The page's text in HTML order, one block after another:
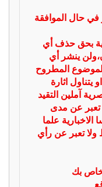
في حال الموافقة
بحق حذف أي
ينشر أي
المطروح
اثارة
آملين التقيد
تعبر عن مدى
علما
ولا تعبر عن رأي
بك